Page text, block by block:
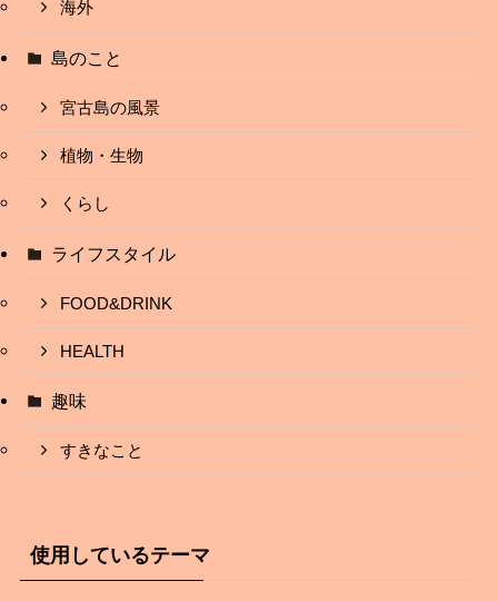
海外
島のこと
宮古島の風景
植物・生物
くらし
ライフスタイル
FOOD&DRINK
HEALTH
趣味
すきなこと
使用しているテーマ